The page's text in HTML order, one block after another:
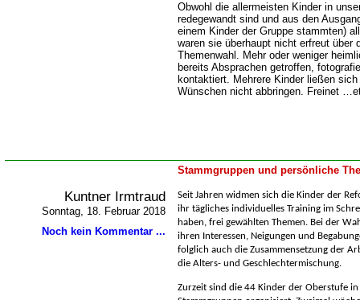
Obwohl die allermeisten Kinder in
redegewandt sind und aus den
einem Kinder der Gruppe stammten)
waren sie überhaupt nicht erfreut über
Themenwahl. Mehr oder weniger
bereits Absprachen getroffen,
kontaktiert. Mehrere Kinder ließen
Wünschen nicht abbringen. Freinet
Stammgruppen und persönliche
Kuntner Irmtraud
Sonntag, 18. Februar 2018
Noch kein Kommentar ...
Seit Jahren widmen sich die Kinder der
ihr tägliches individuelles Training im
haben, frei gewählten Themen. Bei der
ihren Interessen, Neigungen und
folglich auch die Zusammensetzung der
die Alters- und Geschlechtermischung.
Zurzeit sind die 44 Kinder der Oberstufe